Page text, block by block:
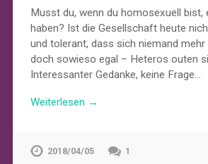
Musst du, wenn du homosexuell bist,
haben? Ist die Gesellschaft heute
und tolerant, dass sich niemand
doch sowieso egal – Heteros outen
Interessanter Gedanke, keine Frage…
Weiterlesen →
2018/04/05 1